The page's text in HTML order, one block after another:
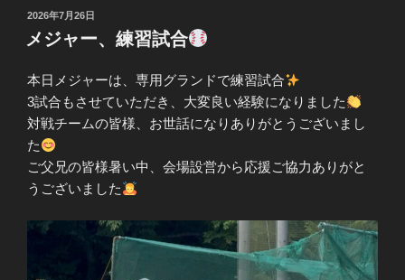
投
日:
2026年7月26日
メジャー、練習試合
本日メジャーは、専用グランドで練習試合
3試合もさせていただき、大変良い経験になりました
対戦チームの皆様、お世話になりありがとうございまし
た
ご父兄の皆様暑い中、会場設営から応援ご協力ありがと
うございました